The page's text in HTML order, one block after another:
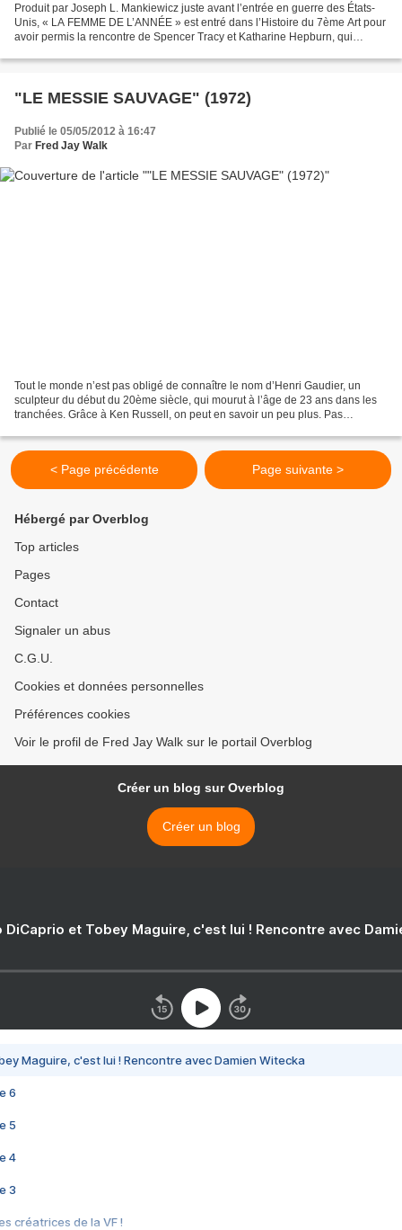
Produit par Joseph L. Mankiewicz juste avant l’entrée en guerre des États-
Unis, « LA FEMME DE L’ANNÉE » est entré dans l’Histoire du 7ème Art pour
avoir permis la rencontre de Spencer Tracy et Katharine Hepburn, qui
"LE MESSIE SAUVAGE" (1972)
Publié le 05/05/2012 à 16:47
Par Fred Jay Walk
Tout le monde n’est pas obligé de connaître le nom d’Henri Gaudier, un
sculpteur du début du 20ème siècle, qui mourut à l’âge de 23 ans dans les
tranchées. Grâce à Ken Russell, on peut en savoir un peu plus. Pas
< Page précédente Page suivante >
Hébergé par Overblog
Top articles
Pages
Contact
Signaler un abus
C.G.U.
Cookies et données personnelles
Préférences cookies
Voir le profil de Fred Jay Walk sur le portail Overblog
Créer un blog sur Overblog
Créer un blog
DiCaprio et Tobey Maguire, c'est lui ! Rencontre avec
Maguire, c'est lui ! Rencontre avec Damien Witecka
6
5
4
3
créatrices de la VF !